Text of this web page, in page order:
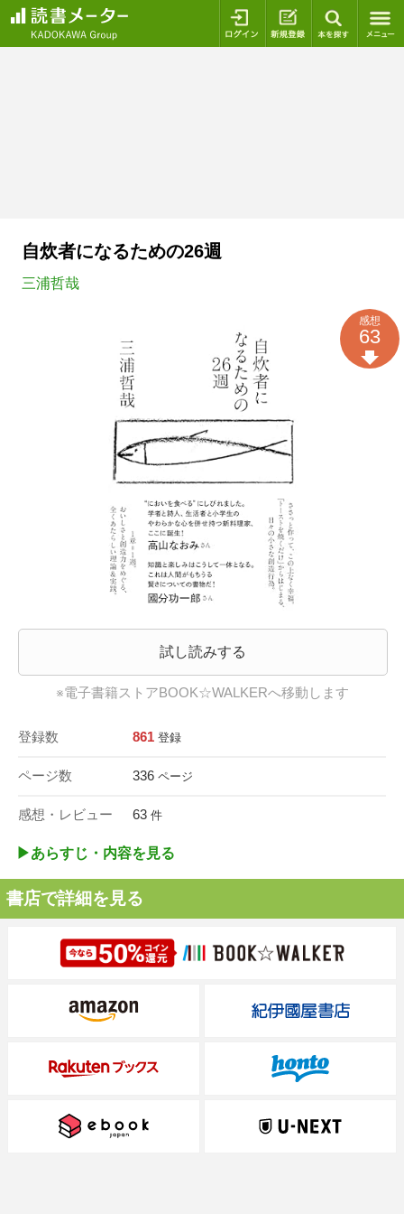
ログイン 新規登録
自炊者になるための26週
三浦哲哉
試し読みする
※電子書籍ストアBOOK☆WALKERへ移動します
登録数 861 登録
ページ数 336 ページ
感想・レビュー 63 件
感想
63
▶︎あらすじ・内容を見る
書店で詳細を見る